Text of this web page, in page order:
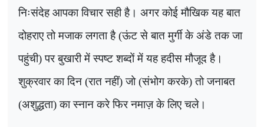
निःसंदेह आपका विचार सही है। अगर कोई मौखिक यह बात
दोहराए तो मजाक लगता है (ऊंट से बात मुर्गी के अंडे तक जा
पहुंची) पर बुखारी में स्पष्ट शब्दों में यह हदीस मौजूद है।
शुक्रवार का दिन (रात नहीं) जो (संभोग करके) तो जनाबत
(अशुद्धता)का स्नान करे फिर नमाज़ के लिए चले।